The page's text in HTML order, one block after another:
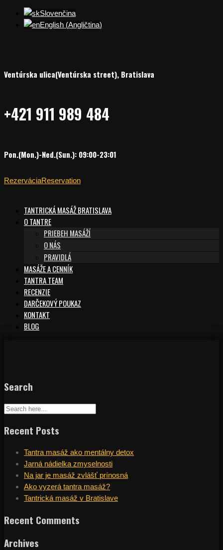
Slovenčina
English (Angličtina)
Ventúrska ulica(Ventúrska street), Bratislava
+421 911 989 484
Pon.(Mon.)-Ned.(Sun.): 09:00-23:01
RezerváciaReservation
TANTRICKÁ MASÁŽ BRATISLAVA
O TANTRE
PRIEBEH MASÁŽÍ
O NÁS
PRAVIDLÁ
MASÁŽE A CENNÍK
TANTRA TEAM
RECENZIE
DARČEKOVÝ POUKAZ
KONTAKT
BLOG
Search
Recent Posts
Tantra masáž ako mentálny detox
Jarná nádielka zmyselnosti
Na jar je masáž zvlášť prínosná
Ako vyzerá tantra masáž?
Tantrická masáž v Bratislave
Recent Comments
Archives